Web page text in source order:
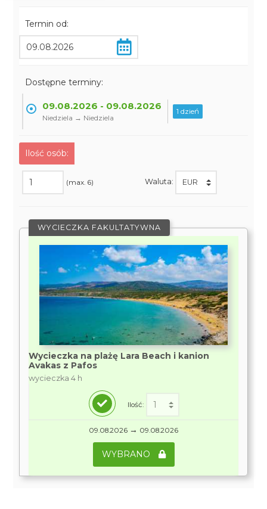
Termin od:
Dostępne terminy:
09.08.2026 - 09.08.2026
Niedziela → Niedziela
1 dzień
Ilość osób:
(max. 6) Waluta:
WYCIECZKA FAKULTATYWNA
Wycieczka na plażę Lara Beach i kanion
Avakas z Pafos
wycieczka 4 h
Ilość:
09.08.2026 → 09.08.2026
WYBRANO